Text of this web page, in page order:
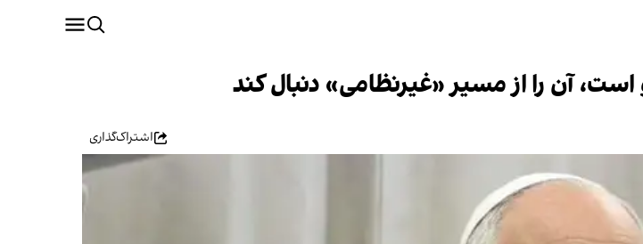
آن را از مسیر «غیرنظامی» دنبال کند
اشتراک‌گذاری